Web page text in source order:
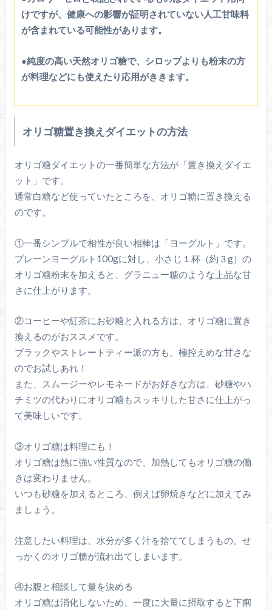
けですが、健康への影響が証明されていない人工甘味料
が含まれている可能性があります。
●純度の高い天然オリゴ糖で、シロップよりも粉末の方
が料理などにも使えたり応用がききます。
オリゴ糖置き換えダイエットの方法
オリゴ糖ダイエットの一番簡単な方法が「置き換えダイエ
ット」です。
通常白糖など使っていたところを、オリゴ糖に置き換える
のです。
①一番シンプルで相性が良い相棒は「ヨーグルト」です。
プレーンヨーグルト100gに対し、小さじ１杯（約３g）の
オリゴ糖粉末を加えると、グラニュー糖のような上品な甘
さに仕上がります。
②コーヒーや紅茶にお砂糖と入れる方は、オリゴ糖に置き
換えるのがおススメです。
ブラックやストレートティー派の方も、極控えめな甘さな
のでお試しあれ！
また、スムージーやレモネードがお好きな方は、砂糖やハ
チミツの代わりにオリゴ糖もスッキリした甘さに仕上がっ
て美味しいです。
③オリゴ糖は料理にも！
オリゴ糖は熱に強い性質なので、加熱してもオリゴ糖の働
きは変わりません。
いつも砂糖を加えるところ、例えば卵焼きなどに加えてみ
ましょう。
注意したい料理は、水分が多く汁を捨ててしまうもの。せ
っかくのオリゴ糖が流れ出てしまいます。
④お腹と相談して量を決める
オリゴ糖は消化しないため、一度に大量に摂取すると下痢